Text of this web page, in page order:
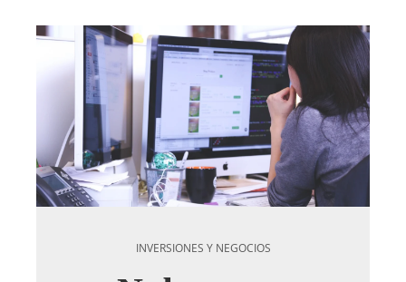
INVERSIONES Y NEGOCIOS